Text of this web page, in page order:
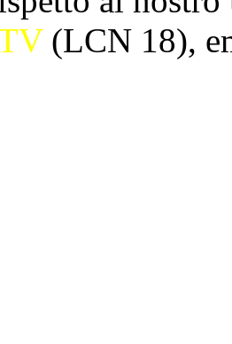
(LCN 18),